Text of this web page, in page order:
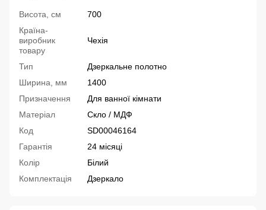
Висота, см
700
Країна-
виробник
товару
Чехія
Тип
Дзеркальне полотно
Ширина, мм
1400
Призначення
Для ванної кімнати
Матеріал
Скло / МДФ
Код
SD00046164
Гарантія
24 місяці
Колір
Білий
Комплектація
Дзеркало